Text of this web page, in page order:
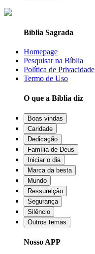
Bíblia Sagrada
Homepage
Pesquisar na Bíblia
Política de Privacidade
Termo de Uso
O que a Bíblia diz
Boas vindas
Caridade
Dedicação
Família de Deus
Iniciar o dia
Marca da besta
Mundo
Ressureição
Segurança
Silêncio
Outros temas
Nosso APP